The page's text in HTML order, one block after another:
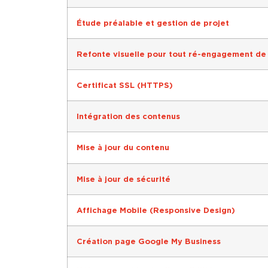
Étude préalable et gestion de projet
Refonte visuelle pour tout ré-engagement de
Certificat SSL (HTTPS)
Intégration des contenus
Mise à jour du contenu
Mise à jour de sécurité
Affichage Mobile (Responsive Design)
Création page Google My Business